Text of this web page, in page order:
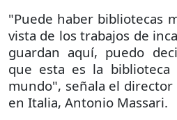
"Puede haber bibliotecas
vista de los trabajos de
guardan aquí, puedo
que esta es la biblioteca
mundo", señala el director
en Italia, Antonio Massari.